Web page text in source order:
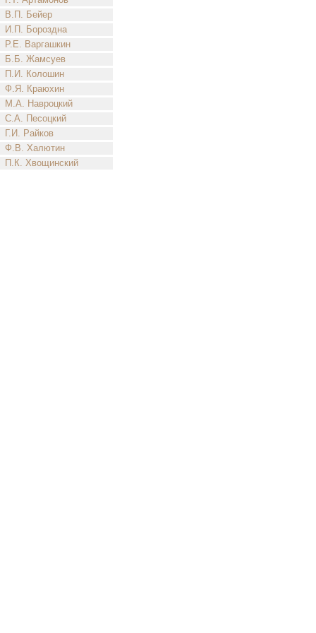
В.П. Бейер
И.П. Бороздна
Р.Е. Варгашкин
Б.Б. Жамсуев
П.И. Колошин
Ф.Я. Краюхин
М.А. Навроцкий
С.А. Песоцкий
Г.И. Райков
Ф.В. Халютин
П.К. Хвощинский